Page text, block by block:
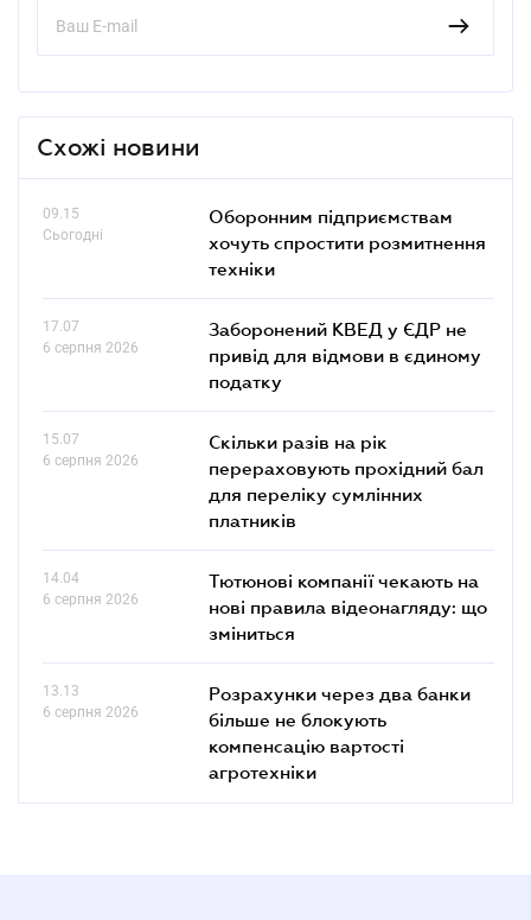
Схожі новини
09.15
Сьогодні
Оборонним підприємствам
хочуть спростити розмитнення
техніки
17.07
6 серпня 2026
Заборонений КВЕД у ЄДР не
привід для відмови в єдиному
податку
15.07
6 серпня 2026
Скільки разів на рік
перераховують прохідний бал
для переліку сумлінних
платників
14.04
6 серпня 2026
Тютюнові компанії чекають на
нові правила відеонагляду: що
зміниться
13.13
6 серпня 2026
Розрахунки через два банки
більше не блокують
компенсацію вартості
агротехніки